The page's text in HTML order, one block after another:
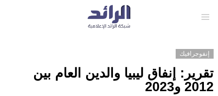
إنفوجرافيك
تقرير: إنفاق ليبيا والدين العام بين
2012 و2023